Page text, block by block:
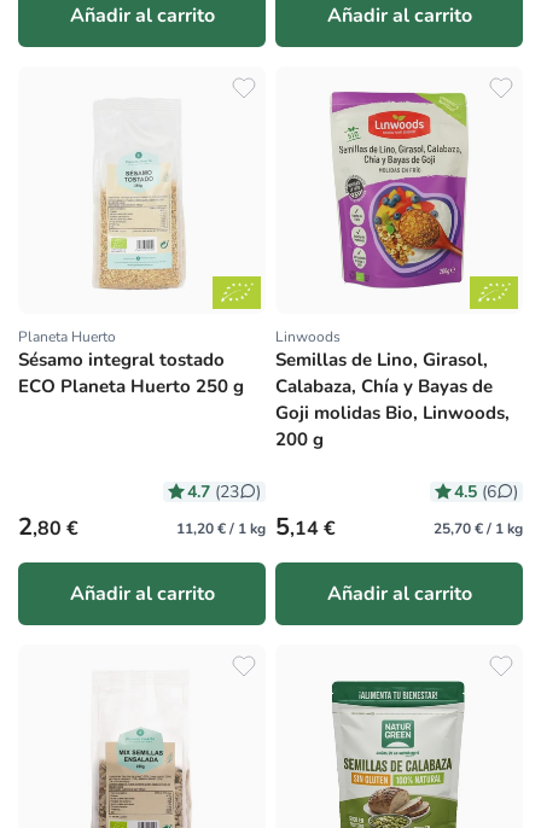
Añadir al carrito Añadir al carrito
Proveedor:
Planeta Huerto
Sésamo integral tostado
ECO Planeta Huerto 250 g
4.7 (23 )
Precio habitual
2,80 € 11,20 € / 1 kg
Añadir al carrito
Proveedor:
Linwoods
Semillas de Lino, Girasol,
Calabaza, Chía y Bayas de
Goji molidas Bio, Linwoods,
200 g
4.5 (6 )
Precio habitual
5,14 € 25,70 € / 1 kg
Añadir al carrito